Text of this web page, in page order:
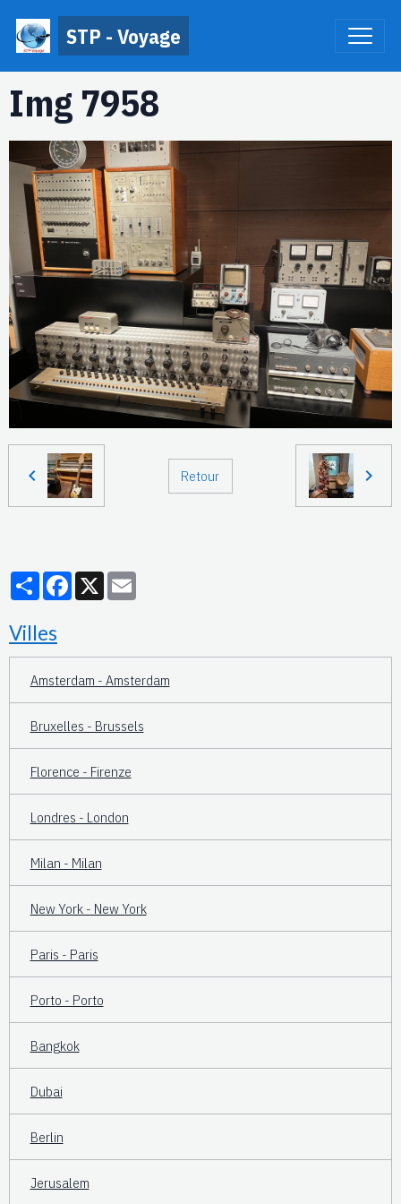
STP - Voyage
Img 7958
Retour
PartagerFacebook
X
Villes
Amsterdam - Amsterdam
Bruxelles - Brussels
Florence - Firenze
Londres - London
Milan - Milan
New York - New York
Paris - Paris
Porto - Porto
Bangkok
Dubai
Berlin
Jerusalem